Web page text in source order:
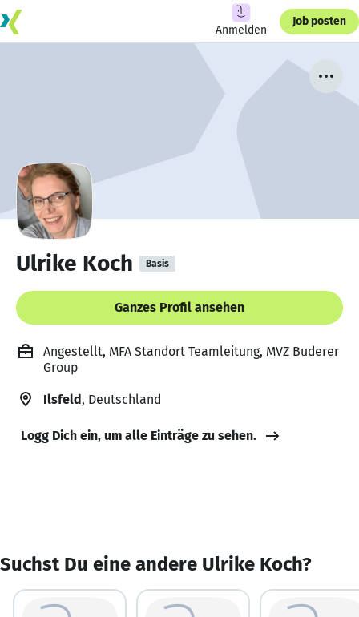
Anmelden
Job posten
Ulrike Koch Basis
Ganzes Profil ansehen
Angestellt, MFA Standort Teamleitung, MVZ Buderer
Group
Ilsfeld, Deutschland
Logg Dich ein, um alle Einträge zu sehen.
Suchst Du eine andere Ulrike Koch?